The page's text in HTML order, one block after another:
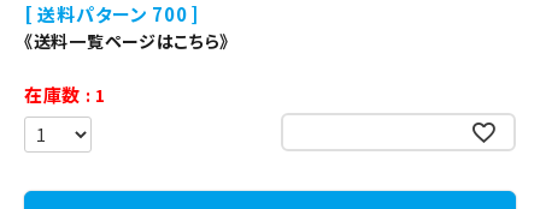
送料パターン 700
《送料一覧ページはこちら》
在庫数
1